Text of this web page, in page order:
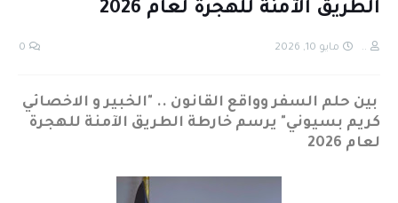
الطريق الآمنة للهجرة لعام 2026
.. مايو 10, 2026 0
بين حلم السفر وواقع القانون .. "الخبير و الاخصائي
كريم بسيوني" يرسم خارطة الطريق الآمنة للهجرة
لعام 2026